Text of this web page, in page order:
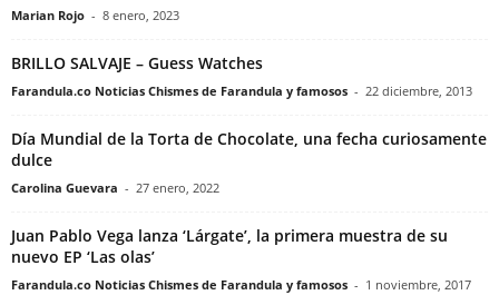
Marian Rojo - 8 enero, 2023
BRILLO SALVAJE – Guess Watches
Farandula.co Noticias Chismes de Farandula y famosos - 22 diciembre, 2013
Día Mundial de la Torta de Chocolate, una fecha curiosamente
dulce
Carolina Guevara - 27 enero, 2022
Juan Pablo Vega lanza ‘Lárgate’, la primera muestra de su
nuevo EP ‘Las olas’
Farandula.co Noticias Chismes de Farandula y famosos - 1 noviembre, 2017